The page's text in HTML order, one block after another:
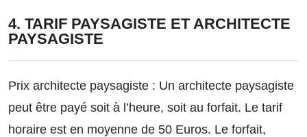
4. TARIF PAYSAGISTE ET ARCHITECTE
PAYSAGISTE
Prix architecte paysagiste : Un architecte paysagiste
peut être payé soit à l’heure, soit au forfait. Le tarif
horaire est en moyenne de 50 Euros. Le forfait,